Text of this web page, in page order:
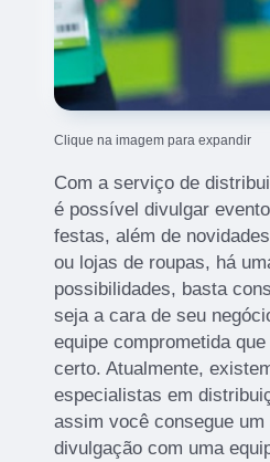
Clique na imagem para expandir
Com a serviço de
é possível divulgar
festas, além de
ou lojas de roupas, há
possibilidades, basta
seja a cara de seu
equipe comprometida
certo. Atualmente,
especialistas em
assim você consegue
divulgação com uma